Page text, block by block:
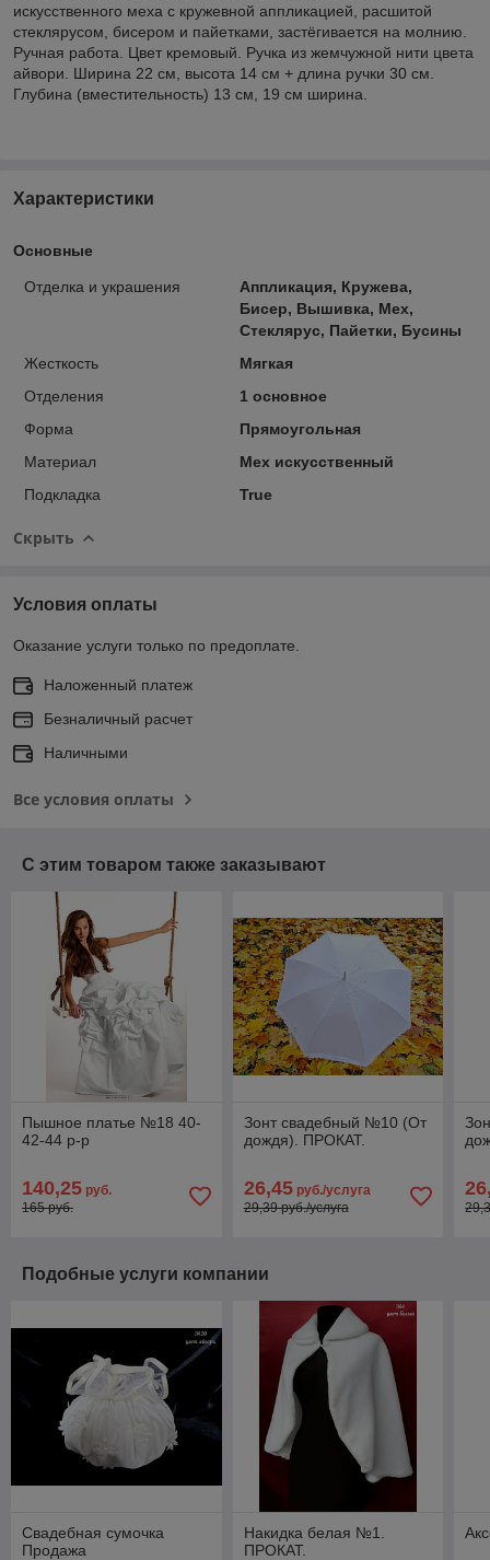
искусственного меха с кружевной аппликацией, расшитой
стеклярусом, бисером и пайетками, застёгивается на молнию.
Ручная работа. Цвет кремовый. Ручка из жемчужной нити цвета
айвори. Ширина 22 см, высота 14 см + длина ручки 30 см.
Глубина (вместительность) 13 см, 19 см ширина.
Характеристики
Основные
Отделка и украшения
Аппликация, Кружева,
Бисер, Вышивка, Мех,
Стеклярус, Пайетки, Бусины
Жесткость
Мягкая
Отделения
1 основное
Форма
Прямоугольная
Материал
Мех искусственный
Подкладка
True
Скрыть
Условия оплаты
Оказание услуги только по предоплате.
Наложенный платеж
Безналичный расчет
Наличными
Все условия оплаты
С этим товаром также заказывают
Пышное платье №18 40-
42-44 р-р
140,25 руб.
165 руб.
Зонт свадебный №10 (От
дождя). ПРОКАТ.
26,45руб./услуга
29,39 руб./услуга
Подобные услуги компании
Свадебная сумочка
Продажа
Накидка белая №1.
ПРОКАТ.